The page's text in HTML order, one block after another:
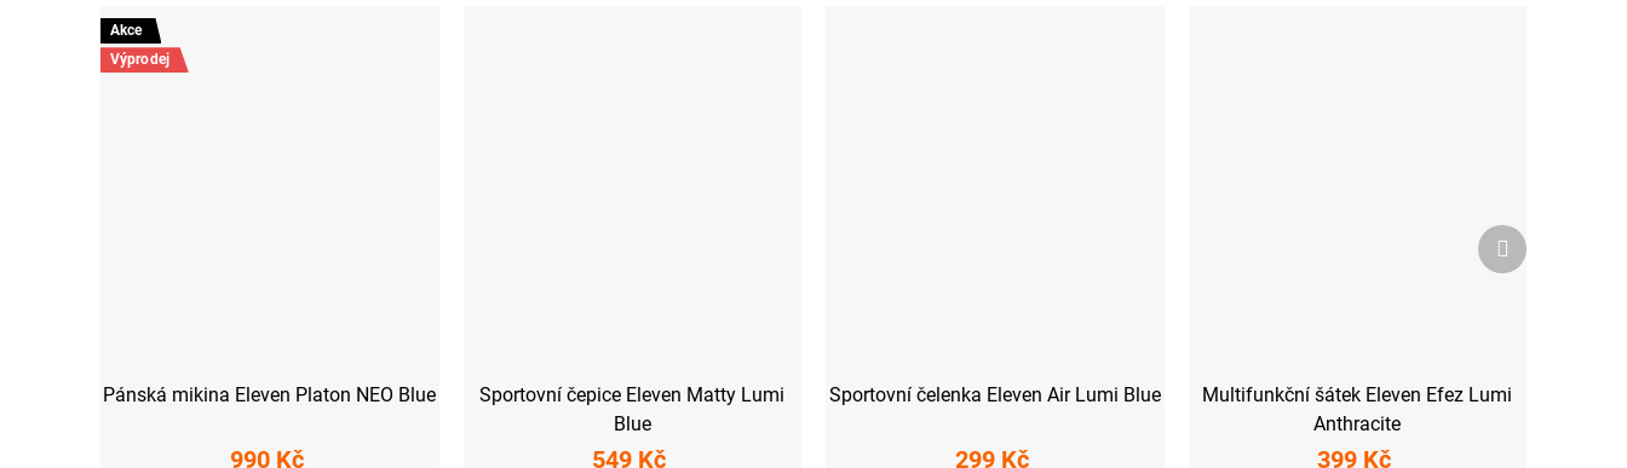
Akce
Výprodej
Pánská mikina Eleven Platon NEO Blue
990 Kč
Sportovní čepice Eleven Matty Lumi
Blue
549 Kč
Sportovní čelenka Eleven Air Lumi Blue
299 Kč
Multifunkční šátek Eleven Efez Lumi
Anthracite
399 Kč
Další
produkt